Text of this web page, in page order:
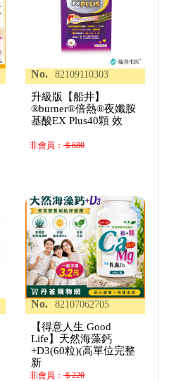
No. 82109110303
升級版【船井】
®burner®倍熱®夜孅胺
基酸EX Plus40顆 效
非會員：＄680
No. 82107062705
【得意人生 Good
Life】天然海藻鈣
+D3(60粒)(高單位完整
新
非會員：＄220